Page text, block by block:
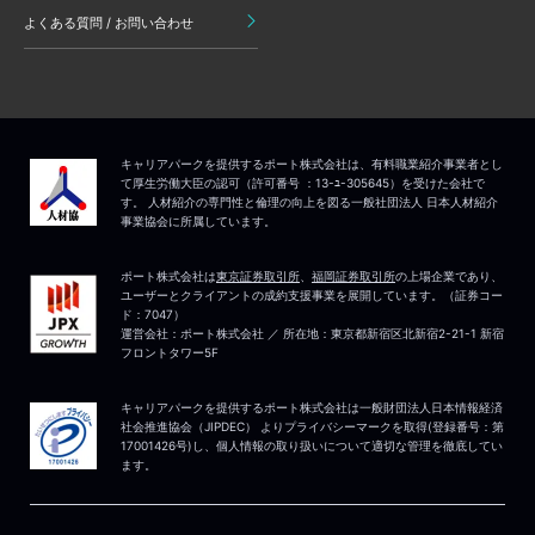
よくある質問 / お問い合わせ